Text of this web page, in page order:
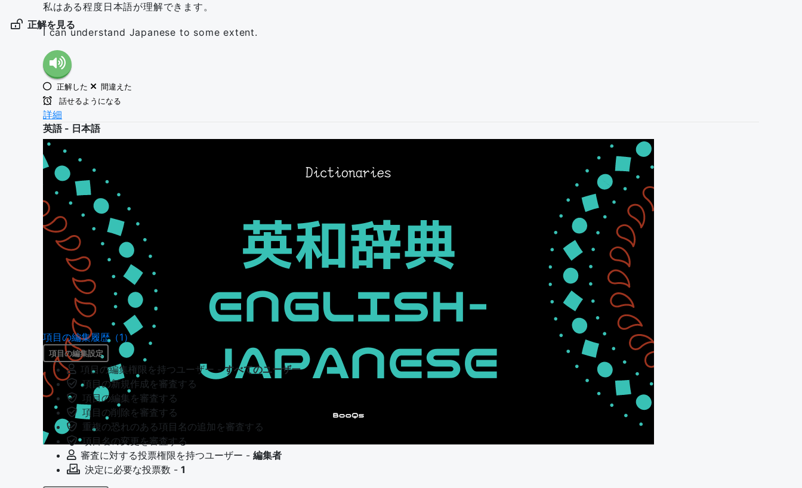
私はある程度日本語が理解できます。
正解を見る
I can understand Japanese to some extent.
正解した
間違えた
話せるようになる
詳細
英語 - 日本語
項目の編集履歴（1）
項目の編集設定
項目の編集権限を持つユーザー -すべてのユーザー
項目の新規作成を審査する
項目の編集を審査する
項目の削除を審査する
重複の恐れのある項目名の追加を審査する
項目名の変更を審査する
審査に対する投票権限を持つユーザー - 編集者
決定に必要な投票数 - 1